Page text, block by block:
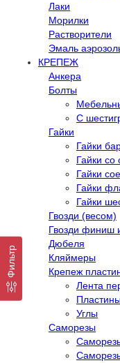
Лаки
Морилки
Растворители
Эмаль
КРЕПЕЖ
Анкера
Болты
С
Гайки
Гайки
Гайки со
Гайки
Гайки
Гайки
Гвозди (весом)
Гвозди финиш
Дюбеля
Кляймеры
Крепеж
Лента
Углы
Саморезы
Фильтр